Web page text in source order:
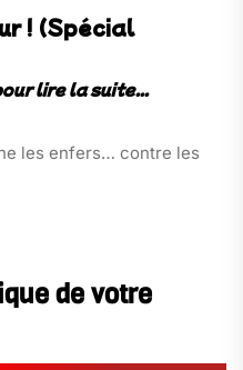
! (Spécial
les enfers… contre les
de votre